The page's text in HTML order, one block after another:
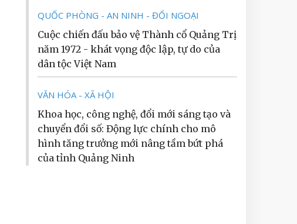
QUỐC PHÒNG - AN NINH - ĐỐI NGOẠI
Cuộc chiến đấu bảo vệ Thành cổ Quảng Trị
năm 1972 - khát vọng độc lập, tự do của
dân tộc Việt Nam
VĂN HÓA - XÃ HỘI
Khoa học, công nghệ, đổi mới sáng tạo và
chuyển đổi số: Động lực chính cho mô
hình tăng trưởng mới nâng tầm bứt phá
của tỉnh Quảng Ninh